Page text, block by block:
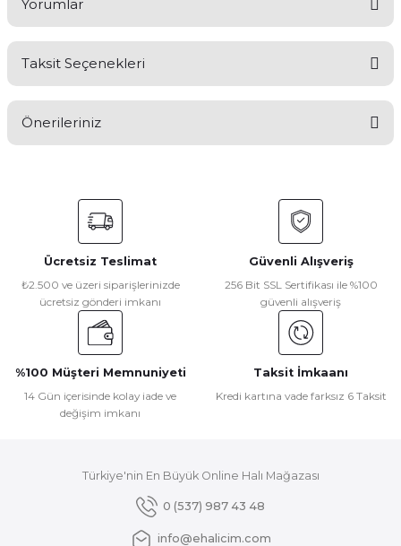
Yorumlar
Yorum Yaz
Taksit Seçenekleri
Önerileriniz
konularda yetersiz gördüğünüz noktaları öneri formunu
kullanarak tarafımıza iletebilirsiniz.
Görüş ve önerileriniz için teşekkür ederiz.
Ürün resmi kalitesiz, bozuk veya görüntülenemiyor.
Ürün açıklamasında eksik bilgiler bulunuyor.
Ürün bilgilerinde hatalar bulunuyor.
Ürün fiyatı diğer sitelerden daha pahalı.
Gönder
Ücretsiz Teslimat
₺2.500 ve üzeri siparişlerinizde
ücretsiz gönderi imkanı
Güvenli Alışveriş
256 Bit SSL Sertifikası ile %100
güvenli alışveriş
%100 Müşteri Memnuniyeti
14 Gün içerisinde kolay iade ve
değişim imkanı
Taksit İmkaanı
Kredi kartına vade farksız 6 Taksit
Türkiye'nin En Büyük Online Halı Mağazası
0 (537) 987 43 48
info@ehalicim.com